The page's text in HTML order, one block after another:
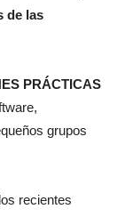
de las
PRÁCTICAS
grupos
recientes